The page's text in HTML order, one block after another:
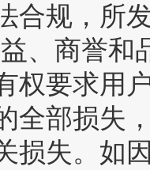
合规，所
、商誉和
权要求用
全部损失
损失。如